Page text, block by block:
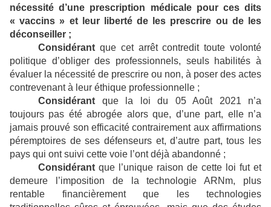
nécessité d’une prescription médicale pour ces dits
« vaccins » et leur liberté de les prescrire ou de les
déconseiller ;
Considérant que cet arrêt contredit toute volonté
politique d’obliger des professionnels, seuls habilités à
évaluer la nécessité de prescrire ou non, à poser des actes
contrevenant à leur éthique professionnelle ;
Considérant que la loi du 05 Août 2021 n’a
toujours pas été abrogée alors que, d’une part, elle n’a
jamais prouvé son efficacité contrairement aux affirmations
péremptoires de ses défenseurs et, d’autre part, tous les
pays qui ont suivi cette voie l’ont déjà abandonné ;
Considérantque l’unique raison de cette loi fut et
demeure l’imposition de la technologie ARNm, plus
rentable financièrement que les technologies